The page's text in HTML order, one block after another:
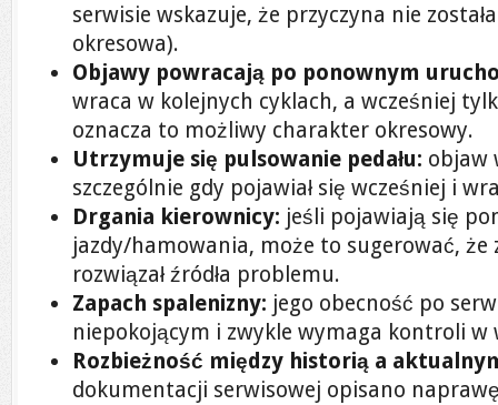
serwisie wskazuje, że przyczyna nie
okresowa).
Objawy powracają po ponownym
wraca w kolejnych cyklach, a wcześniej
oznacza to możliwy charakter okresowy.
Utrzymuje się pulsowanie pedału: objaw
szczególnie gdy pojawiał się wcześniej i
Drgania kierownicy: jeśli pojawiają się
jazdy/hamowania, może to sugerować, że
rozwiązał źródła problemu.
Zapach spalenizny: jego obecność po
niepokojącym i zwykle wymaga kontroli w
Rozbieżność między historią a
dokumentacji serwisowej opisano